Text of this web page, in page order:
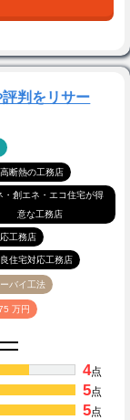
判をリサー
断熱の工務店
・創エネ・エコ住宅が得
意な工務店
工務店
住宅対応工務店
バイ工法
万円
4点
5点
5点